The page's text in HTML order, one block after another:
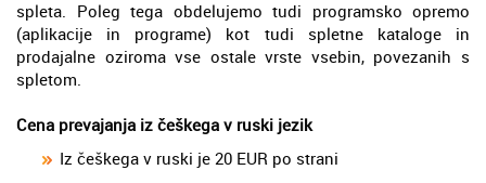
spleta. Poleg tega obdelujemo tudi programsko opremo
(aplikacije in programe) kot tudi spletne kataloge in
prodajalne oziroma vse ostale vrste vsebin, povezanih s
spletom.
Cena prevajanja iz češkega v ruski jezik
Iz češkega v ruski je 20 EUR po strani